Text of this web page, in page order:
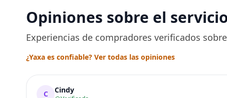
Opiniones sobre el
Experiencias de compradores verificados
¿Yaxa es confiable? Ver todas las opiniones
C Cindy